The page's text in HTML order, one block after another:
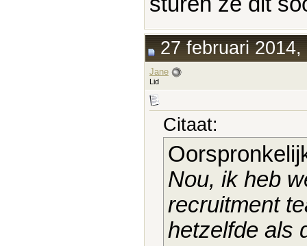
27 februari 2014,
Jane
Lid
Citaat:
Nou, ik heb
recruitment
hetzelfde als